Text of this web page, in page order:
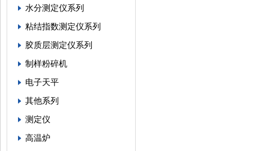
水分测定仪系列
粘结指数测定仪系列
胶质层测定仪系列
制样粉碎机
电子天平
其他系列
测定仪
高温炉